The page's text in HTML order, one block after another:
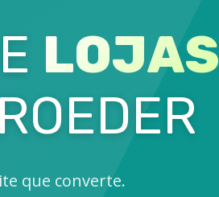
E LOJAS
que converte.